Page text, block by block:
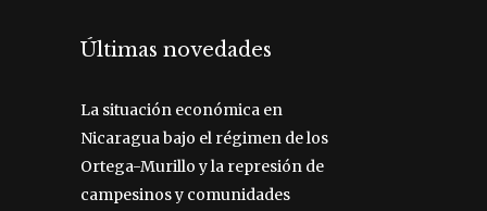
Últimas novedades
La situación económica en
Nicaragua bajo el régimen de los
Ortega-Murillo y la represión de
campesinos y comunidades